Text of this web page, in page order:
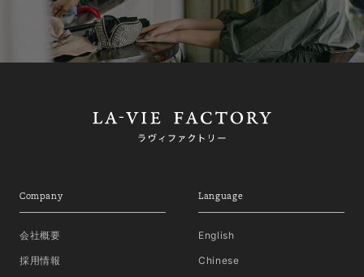
Company
会社概要
採用情報
Language
English
Chinese